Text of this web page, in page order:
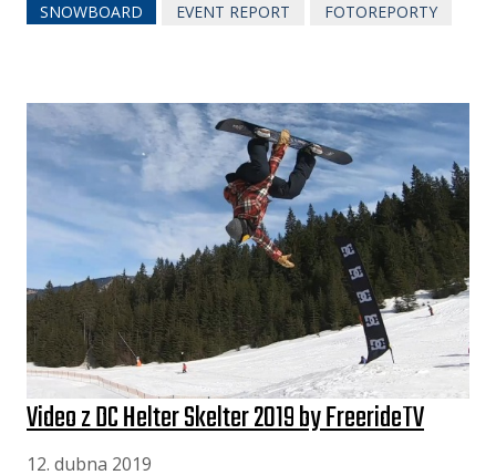
SNOWBOARD EVENT REPORT FOTOREPORTY
Video z DC Helter Skelter 2019 by FreerideTV
12. dubna 2019